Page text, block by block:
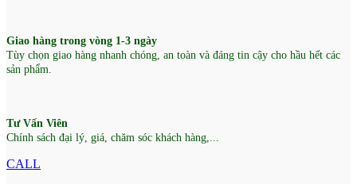
Giao hàng trong vòng 1-3 ngày
Tùy chọn giao hàng nhanh chóng, an toàn và đáng tin cậy cho hầu hết các
sản phẩm.
Tư Vấn Viên
Chính sách đại lý, giá, chăm sóc khách hàng,...
CALL